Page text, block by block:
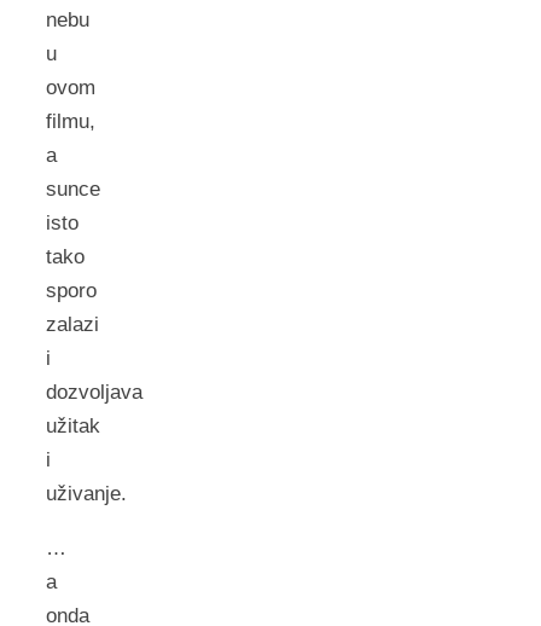
nebu
u
ovom
filmu,
a
sunce
isto
tako
sporo
zalazi
i
dozvoljava
užitak
i
uživanje.
…
a
onda